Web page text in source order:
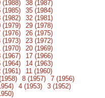
(1988)
38 (1987)
(1985)
35 (1984)
(1982)
32 (1981)
(1979)
29 (1978)
(1976)
26 (1975)
(1973)
23 (1972)
(1970)
20 (1969)
(1967)
17 (1966)
(1964)
14 (1963)
(1961)
11 (1960)
8 (1957)
7 (1956)
4 (1953)
3 (1952)